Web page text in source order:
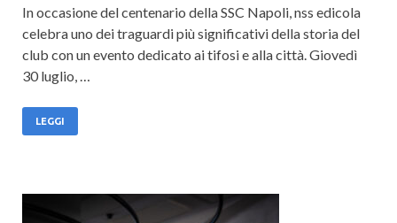
In occasione del centenario della SSC Napoli, nss edicola
celebra uno dei traguardi più significativi della storia del
club con un evento dedicato ai tifosi e alla città. Giovedì
30 luglio, …
LEGGI